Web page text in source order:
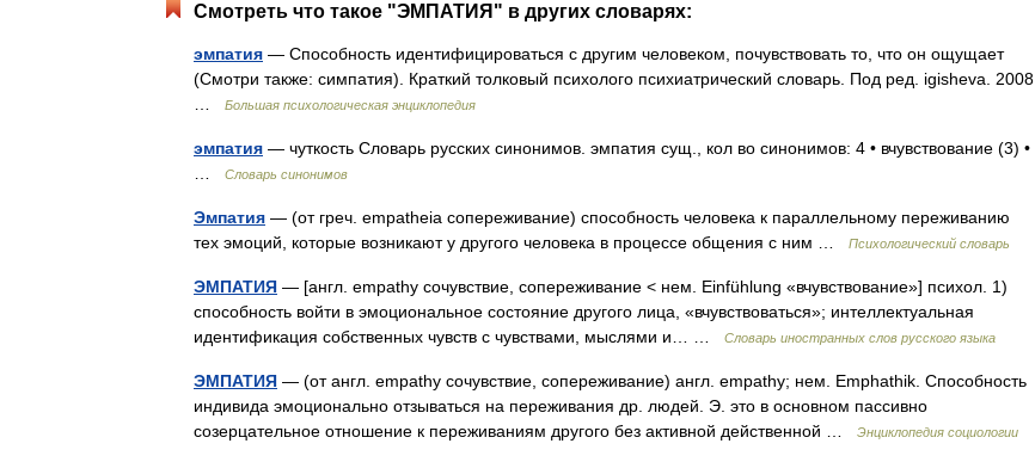
Смотреть что такое "ЭМПАТИЯ" в других словарях:
эмпатия — Способность идентифицироваться с другим человеком, почувствовать то, что он ощущает
(Смотри также: симпатия). Краткий толковый психолого психиатрический словарь. Под ред. igisheva. 2008
Большая психологическая энциклопедия
эмпатия — чуткость Словарь русских синонимов. эмпатия сущ., кол во синонимов: 4 • вчувствование (3) •
Словарь синонимов
Эмпатия — (от греч. empatheia сопереживание) способность человека к параллельному переживанию
тех эмоций, которые возникают у другого человека в процессе общения с ним …
Психологический словарь
ЭМПАТИЯ — [англ. empathy сочувствие, сопереживание < нем. Einfühlung «вчувствование»] психол. 1)
способность войти в эмоциональное состояние другого лица, «вчувствоваться»; интеллектуальная
идентификация собственных чувств с чувствами, мыслями и… …
Словарь иностранных слов русского языка
ЭМПАТИЯ — (от англ. empathy сочувствие, сопереживание) англ. empathy; нем. Emphathik. Способность
индивида эмоционально отзываться на переживания др. людей. Э. это в основном пассивно
созерцательное отношение к переживаниям другого без активной действенной …
Энциклопедия социологии